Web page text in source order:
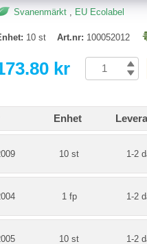
Svanenmärkt , EU Ecolabel
10 st Art.nr: 100052012
kr
Enhet
10 st 1-2
1 fp 1-2
10 st 1-2